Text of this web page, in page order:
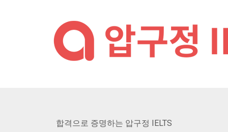
합격으로 증명하는 압구정 IELTS